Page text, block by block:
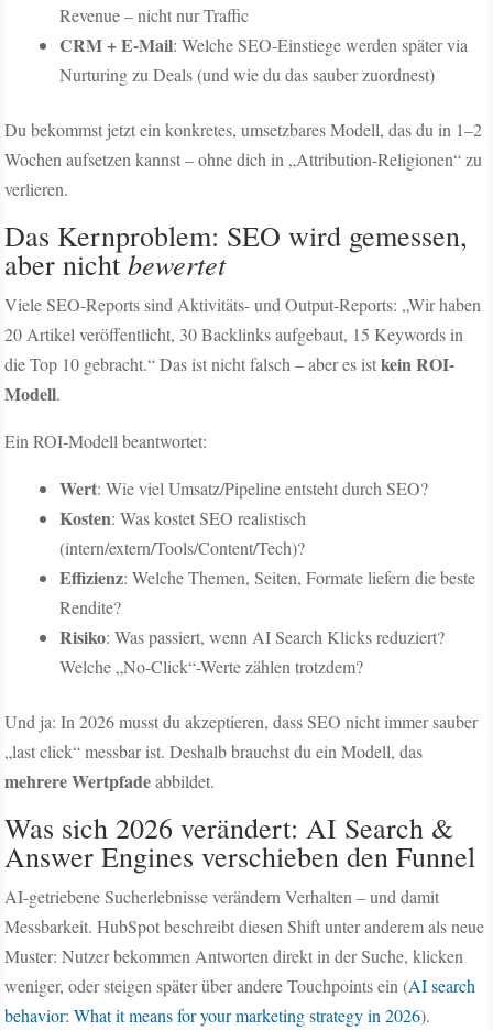
Revenue – nicht nur Traffic
CRM + E-Mail: Welche SEO-Einstiege werden später via
Nurturing zu Deals (und wie du das sauber zuordnest)
Du bekommst jetzt ein konkretes, umsetzbares Modell, das du in 1–2
Wochen aufsetzen kannst – ohne dich in „Attribution-Religionen“ zu
verlieren.
Das Kernproblem: SEO wird gemessen,
aber nichtbewertet
Viele SEO-Reports sind Aktivitäts- und Output-Reports: „Wir haben
20 Artikel veröffentlicht, 30 Backlinks aufgebaut, 15 Keywords in
die Top 10 gebracht.“ Das ist nicht falsch – aber es istkein ROI-
Modell.
Ein ROI-Modell beantwortet:
Wert: Wie viel Umsatz/Pipeline entsteht durch SEO?
Kosten: Was kostet SEO realistisch
(intern/extern/Tools/Content/Tech)?
Effizienz: Welche Themen, Seiten, Formate liefern die beste
Rendite?
Risiko: Was passiert, wenn AI Search Klicks reduziert?
Welche „No-Click“-Werte zählen trotzdem?
Und ja: In 2026 musst du akzeptieren, dass SEO nicht immer sauber
„last click“ messbar ist. Deshalb brauchst du ein Modell, das
mehrere Wertpfadeabbildet.
Was sich 2026 verändert: AI Search &
Answer Engines verschieben den Funnel
AI-getriebene Sucherlebnisse verändern Verhalten – und damit
Messbarkeit. HubSpot beschreibt diesen Shift unter anderem als neue
Muster: Nutzer bekommen Antworten direkt in der Suche, klicken
weniger, oder steigen später über andere Touchpoints ein (AI search
behavior: What it means for your marketing strategy in 2026).